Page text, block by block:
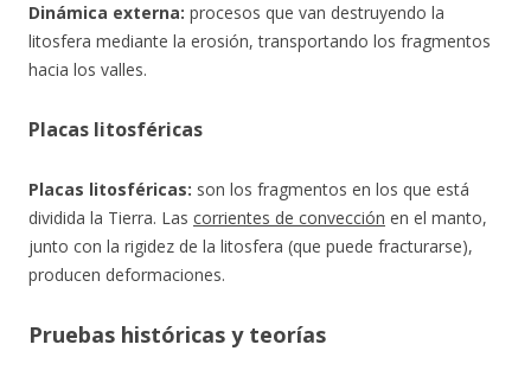
Dinámica externa: procesos que van destruyendo la
litosfera mediante la erosión, transportando los fragmentos
hacia los valles.
Placas litosféricas
Placas litosféricas: son los fragmentos en los que está
dividida la Tierra. Las corrientes de convección en el manto,
junto con la rigidez de la litosfera (que puede fracturarse),
producen deformaciones.
Pruebas históricas y teorías